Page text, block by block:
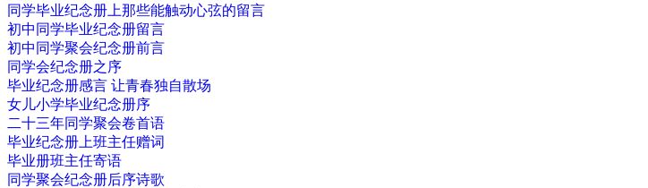
同学毕业纪念册上那些能触动心弦的留言
初中同学毕业纪念册留言
初中同学聚会纪念册前言
同学会纪念册之序
毕业纪念册感言 让青春独自散场
女儿小学毕业纪念册序
二十三年同学聚会卷首语
毕业纪念册上班主任赠词
毕业册班主任寄语
同学聚会纪念册后序诗歌